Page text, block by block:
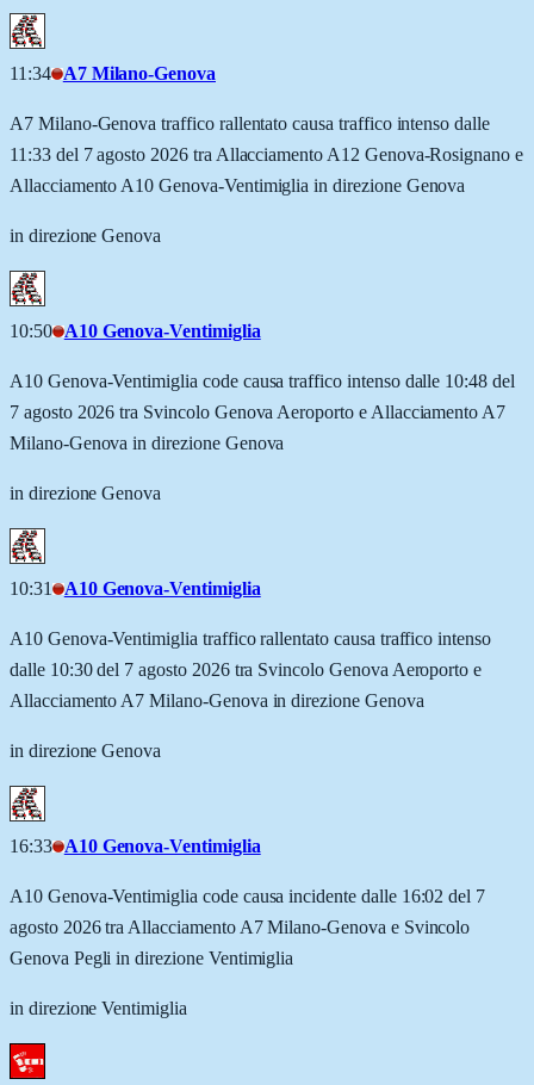
11:34 A7 Milano-Genova
A7 Milano-Genova traffico rallentato causa traffico intenso dalle
11:33 del 7 agosto 2026 tra Allacciamento A12 Genova-Rosignano e
Allacciamento A10 Genova-Ventimiglia in direzione Genova
in direzione Genova
10:50 A10 Genova-Ventimiglia
A10 Genova-Ventimiglia code causa traffico intenso dalle 10:48 del
7 agosto 2026 tra Svincolo Genova Aeroporto e Allacciamento A7
Milano-Genova in direzione Genova
in direzione Genova
10:31 A10 Genova-Ventimiglia
A10 Genova-Ventimiglia traffico rallentato causa traffico intenso
dalle 10:30 del 7 agosto 2026 tra Svincolo Genova Aeroporto e
Allacciamento A7 Milano-Genova in direzione Genova
in direzione Genova
16:33 A10 Genova-Ventimiglia
A10 Genova-Ventimiglia code causa incidente dalle 16:02 del 7
agosto 2026 tra Allacciamento A7 Milano-Genova e Svincolo
Genova Pegli in direzione Ventimiglia
in direzione Ventimiglia